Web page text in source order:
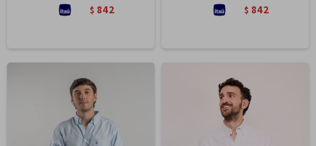
$ 842 $ 842